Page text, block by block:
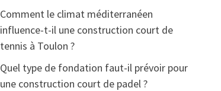
Comment le climat méditerranéen
influence-t-il une construction court de
tennis à Toulon ?
Quel type de fondation faut-il prévoir pour
une construction court de padel ?